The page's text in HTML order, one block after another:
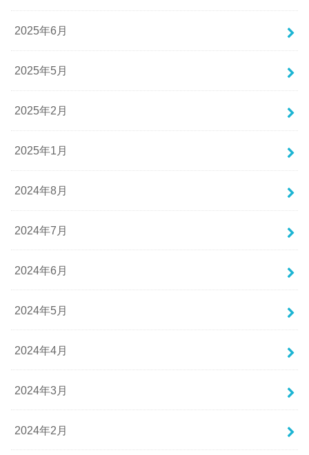
2025年6月
2025年5月
2025年2月
2025年1月
2024年8月
2024年7月
2024年6月
2024年5月
2024年4月
2024年3月
2024年2月